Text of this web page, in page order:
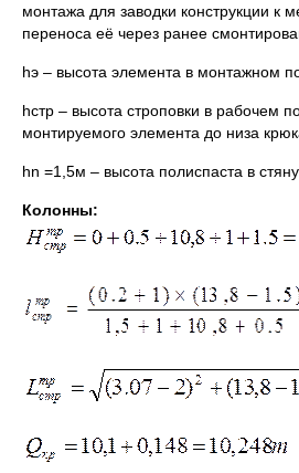
монтажа для заводки конструкции к
переноса её через ранее
hэ – высота элемента в монтажном
hстр – высота строповки в рабочем
монтируемого элемента до низа
hn =1,5м – высота полиспаста в
Колонны: